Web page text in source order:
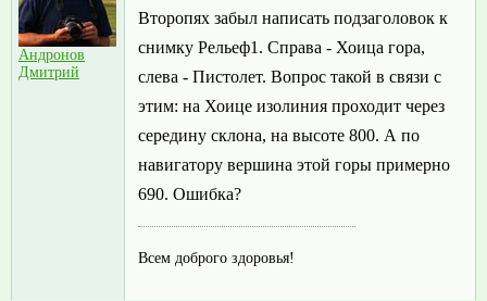
Андронов
Дмитрий
Второпях забыл написать подзаголовок к
снимку Рельеф1. Справа - Хоица гора,
слева - Пистолет. Вопрос такой в связи с
этим: на Хоице изолиния проходит через
середину склона, на высоте 800. А по
навигатору вершина этой горы примерно
690. Ошибка?
Всем доброго здоровья!